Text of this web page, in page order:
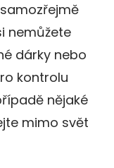
nemůžete
dárky nebo
kontrolu
nějaké
mimo svět